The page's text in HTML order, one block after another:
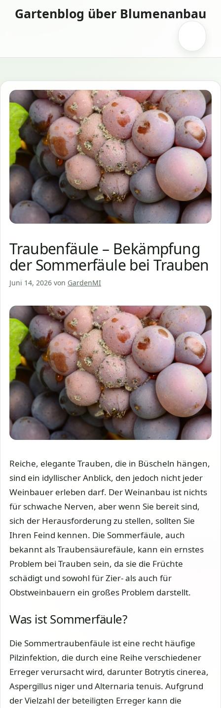
InhaltGartenblog über Blumenanbau
Traubenfäule – Bekämpfung
der Sommerfäule bei Trauben
Juni 14, 2026 von GardenMI
Reiche, elegante Trauben, die in Büscheln hängen,
sind ein idyllischer Anblick, den jedoch nicht jeder
Weinbauer erleben darf. Der Weinanbau ist nichts
für schwache Nerven, aber wenn Sie bereit sind,
sich der Herausforderung zu stellen, sollten Sie
Ihren Feind kennen. Die Sommerfäule, auch
bekannt als Traubensäurefäule, kann ein ernstes
Problem bei Trauben sein, da sie die Früchte
schädigt und sowohl für Zier- als auch für
Obstweinbauern ein großes Problem darstellt.
Was ist Sommerfäule?
Die Sommertraubenfäule ist eine recht häufige
Pilzinfektion, die durch eine Reihe verschiedener
Erreger verursacht wird, darunter Botrytis cinerea,
Aspergillus niger und Alternaria tenuis. Aufgrund
der Vielzahl der beteiligten Erreger kann die